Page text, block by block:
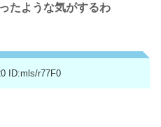
たような気がするわ
ID:mls/r77F0